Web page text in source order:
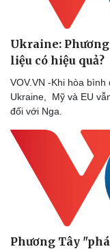
Ukraine:
liệu có hiệu quả?
VOV.VN -Khi hòa
Ukraine, Mỹ và EU
đối với Nga.
Phương Tây